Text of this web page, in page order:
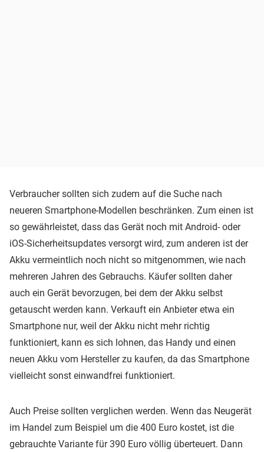
Verbraucher sollten sich zudem auf die Suche nach
neueren Smartphone-Modellen beschränken. Zum einen ist
so gewährleistet, dass das Gerät noch mit Android- oder
iOS-Sicherheitsupdates versorgt wird, zum anderen ist der
Akku vermeintlich noch nicht so mitgenommen, wie nach
mehreren Jahren des Gebrauchs. Käufer sollten daher
auch ein Gerät bevorzugen, bei dem der Akku selbst
getauscht werden kann. Verkauft ein Anbieter etwa ein
Smartphone nur, weil der Akku nicht mehr richtig
funktioniert, kann es sich lohnen, das Handy und einen
neuen Akku vom Hersteller zu kaufen, da das Smartphone
vielleicht sonst einwandfrei funktioniert.
Auch Preise sollten verglichen werden. Wenn das Neugerät
im Handel zum Beispiel um die 400 Euro kostet, ist die
gebrauchte Variante für 390 Euro völlig überteuert. Dann